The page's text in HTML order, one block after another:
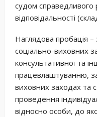
судом справедливого
відповідальності
Наглядова пробація
соціально-виховних
консультативної та
працевлаштуванню,
виховних заходах та
проведення
відносно особи, до